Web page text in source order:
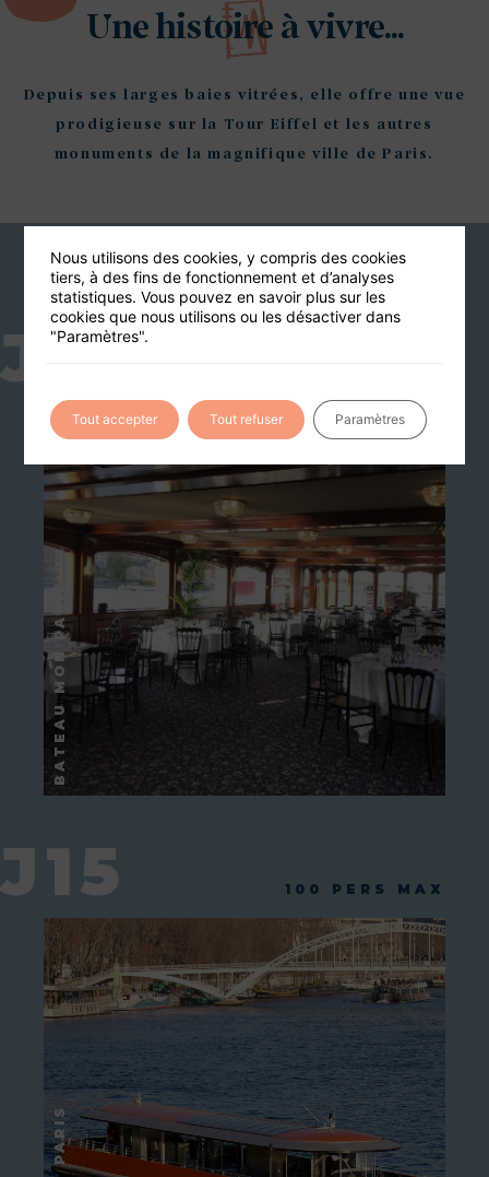
Une histoire à vivre...
Depuis ses larges baies vitrées, elle offre une vue
prodigieuse sur la Tour Eiffel et les autres
monuments de la magnifique ville de Paris.
Vous aimerez aussi
J14
J15 100 PERS MAX
Nous utilisons des cookies, y compris des cookies
tiers, à des fins de fonctionnement et d’analyses
statistiques. Vous pouvez en savoir plus sur les
cookies que nous utilisons ou les désactiver dans
"Paramètres".
Tout accepter Tout refuser Paramètres